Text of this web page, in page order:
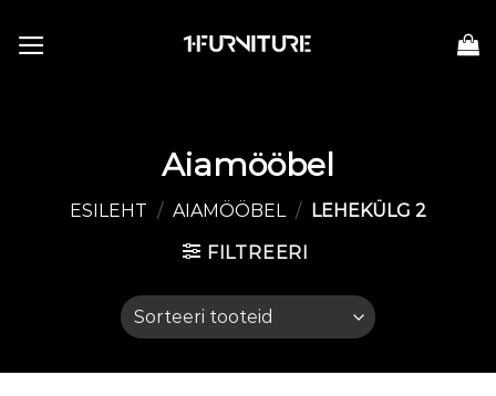
Aiamööbel
ESILEHT / AIAMÖÖBEL /
LEHEKÜLG 2
FILTREERI